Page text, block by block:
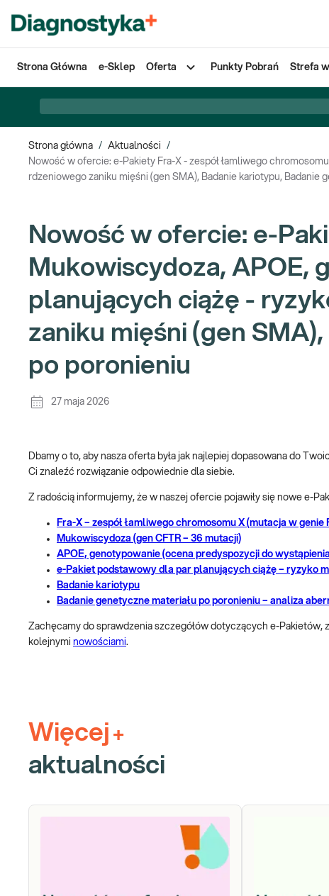
Strona Główna e-Sklep Oferta Punkty Pobrań Strefa
Strona główna / Aktualności
/
Nowość w ofercie: e-Pakiety Fra-X - zespół łamliwego
rdzeniowego zaniku mięśni (gen SMA), Badanie kariotypu, Badanie
Nowość w ofercie: e-
Mukowiscydoza, APOE,
planujących ciążę -
zaniku mięśni (gen
po poronieniu
27 maja 2026
Dbamy o to, aby nasza oferta była jak najlepiej dopasowana do
Ci znaleźć rozwiązanie odpowiednie dla siebie.
Z radością informujemy, że w naszej ofercie pojawiły się nowe e-
Fra-X – zespół łamliwego chromosomu X (mutacja w genie
Mukowiscydoza (gen CFTR – 36 mutacji)
APOE, genotypowanie (ocena predyspozycji do
e-Pakiet podstawowy dla par planujących ciążę – ryzyko
Badanie kariotypu
Badanie genetyczne materiału po poronieniu – analiza
Zachęcamy do sprawdzenia szczegółów dotyczących e-Pakietów,
kolejnymi nowościami.
Więcej +
aktualności